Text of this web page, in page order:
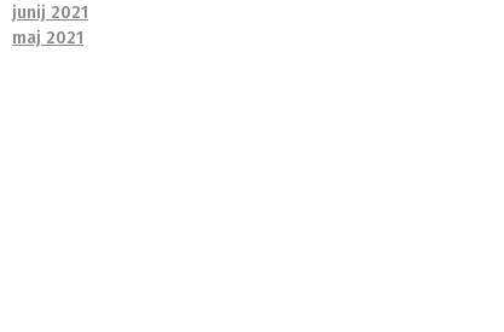
junij 2021
maj 2021